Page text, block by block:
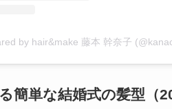
by hair&make 藤本 幹奈子
簡単な結婚式の髪型（